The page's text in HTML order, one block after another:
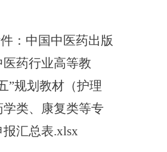
：中国中医药出版
药行业高等教
”规划教材（护理
类、康复类等专
汇总表.xlsx